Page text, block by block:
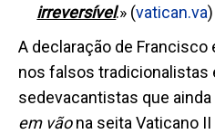
irreversível.» (vatican.va)
A declaração de
nos falsos tradicionalistas
sedevacantistas que
em vãona seita Vaticano